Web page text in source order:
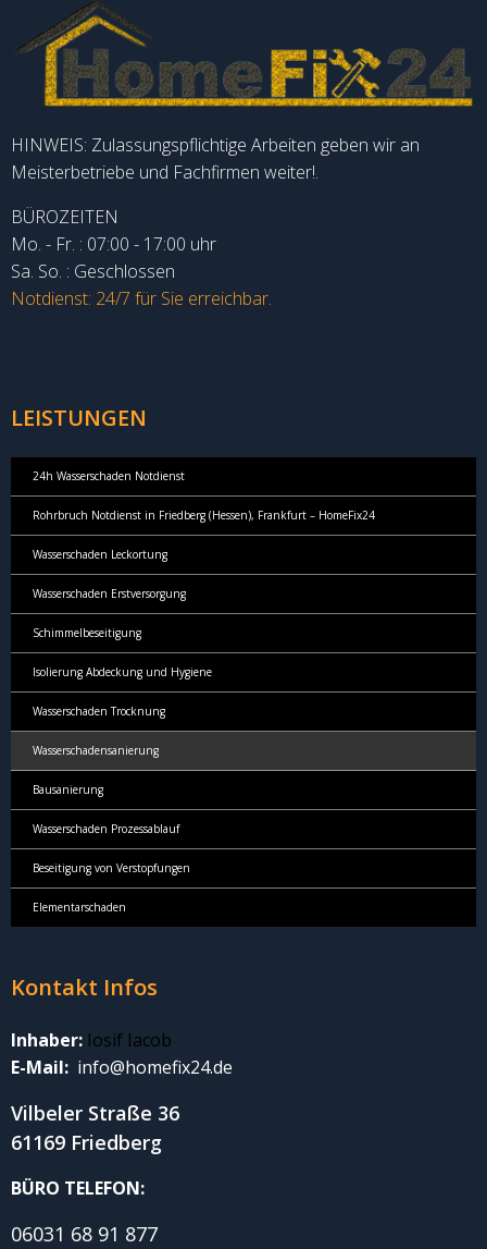
HINWEIS: Zulassungspflichtige Arbeiten geben wir an
Meisterbetriebe und Fachfirmen weiter!.
BÜROZEITEN
Mo. - Fr. : 07:00 - 17:00 uhr
Sa. So. : Geschlossen
Notdienst: 24/7 für Sie erreichbar.
LEISTUNGEN
24h Wasserschaden Notdienst
Rohrbruch Notdienst in Friedberg (Hessen), Frankfurt – HomeFix24
Wasserschaden Leckortung
Wasserschaden Erstversorgung
Schimmelbeseitigung
Isolierung Abdeckung und Hygiene
Wasserschaden Trocknung
Wasserschadensanierung
Bausanierung
Wasserschaden Prozessablauf
Beseitigung von Verstopfungen
Elementarschaden
Kontakt Infos
Inhaber: Iosif Iacob
E-Mail: info@homefix24.de
Vilbeler Straße 36
61169 Friedberg
BÜRO TELEFON:
06031 68 91 877